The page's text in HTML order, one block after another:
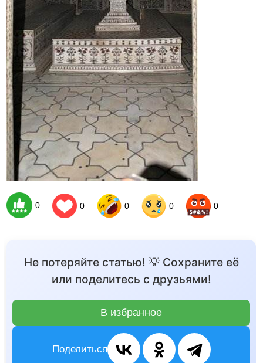
0 0 0 0 0
Не потеряйте статью! 💡 Сохраните её
или поделитесь с друзьями!
В избранное
Поделиться